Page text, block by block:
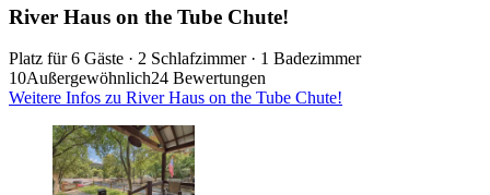
River Haus on the Tube Chute!
Platz für 6 Gäste · 2 Schlafzimmer · 1 Badezimmer
10Außergewöhnlich24 Bewertungen
Weitere Infos zu River Haus on the Tube Chute!